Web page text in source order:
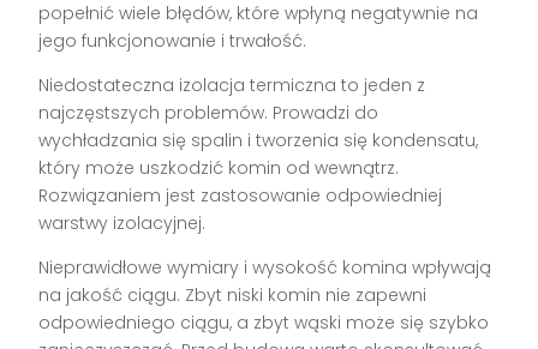
popełnić wiele błędów, które wpłyną negatywnie na
jego funkcjonowanie i trwałość.
Niedostateczna izolacja termiczna to jeden z
najczęstszych problemów. Prowadzi do
wychładzania się spalin i tworzenia się kondensatu,
który może uszkodzić komin od wewnątrz.
Rozwiązaniem jest zastosowanie odpowiedniej
warstwy izolacyjnej.
Nieprawidłowe wymiary i wysokość komina wpływają
na jakość ciągu. Zbyt niski komin nie zapewni
odpowiedniego ciągu, a zbyt wąski może się szybko